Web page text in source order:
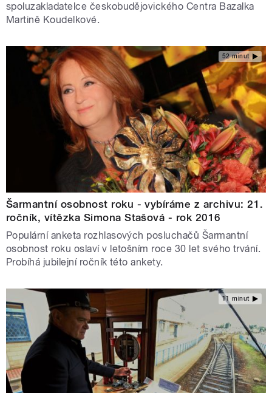
spoluzakladatelce českobudějovického Centra Bazalka
Martině Koudelkové.
52 minut
Šarmantní osobnost roku - vybíráme z archivu: 21.
ročník, vítězka Simona Stašová - rok 2016
Populární anketa rozhlasových posluchačů Šarmantní
osobnost roku oslaví v letošním roce 30 let svého trvání.
Probíhá jubilejní ročník této ankety.
11 minut